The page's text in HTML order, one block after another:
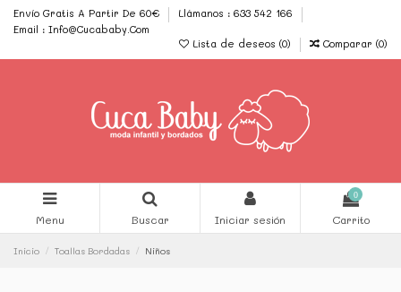
Envío Gratis A Partir De 60€
Llámanos : 633 542 166
Email : Info@Cucababy.Com
Lista de deseos (0) Comparar (0)
Menu Buscar Iniciar sesión
0
Carrito
Inicio Toallas Bordadas Niños